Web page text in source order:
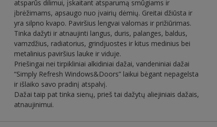
atsparūs dilimui, įskaitant atsparumą smūgiams ir
įbrėžimams, apsaugo nuo įvairių dėmių. Greitai džiūsta ir
yra silpno kvapo. Paviršius lengvai valomas ir prižiūrimas.
Tinka dažyti ir atnaujinti langus, duris, palanges, baldus,
vamzdžius, radiatorius, grindjuostes ir kitus medinius bei
metalinius paviršius lauke ir viduje.
Priešingai nei tirpikliniai alkidiniai dažai, vandeniniai dažai
“Simply Refresh Windows&Doors” laikui bėgant nepagelsta
ir išlaiko savo pradinį atspalvį.
Dažai taip pat tinka sienų, prieš tai dažytų aliejiniais dažais,
atnaujinimui.